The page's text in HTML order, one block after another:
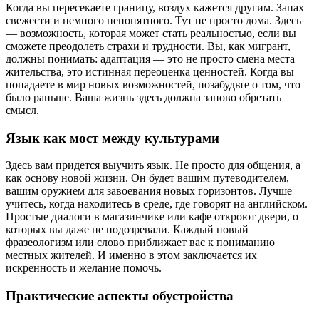
Когда вы пересекаете границу, воздух кажется другим. Запах
свежести и немного непонятного. Тут не просто дома. Здесь
— возможность, которая может стать реальностью, если вы
сможете преодолеть страхи и трудности. Вы, как мигрант,
должны понимать: адаптация — это не просто смена места
жительства, это истинная переоценка ценностей. Когда вы
попадаете в мир новых возможностей, позабудьте о том, что
было раньше. Ваша жизнь здесь должна заново обретать
смысл.
Язык как мост между культурами
Здесь вам придется выучить язык. Не просто для общения, а
как основу новой жизни. Он будет вашим путеводителем,
вашим оружием для завоевания новых горизонтов. Лучше
учитесь, когда находитесь в среде, где говорят на английском.
Простые диалоги в магазинчике или кафе откроют двери, о
которых вы даже не подозревали. Каждый новый
фразеологизм или слово приближает вас к пониманию
местных жителей. И именно в этом заключается их
искренность и желание помочь.
Практические аспекты обустройства